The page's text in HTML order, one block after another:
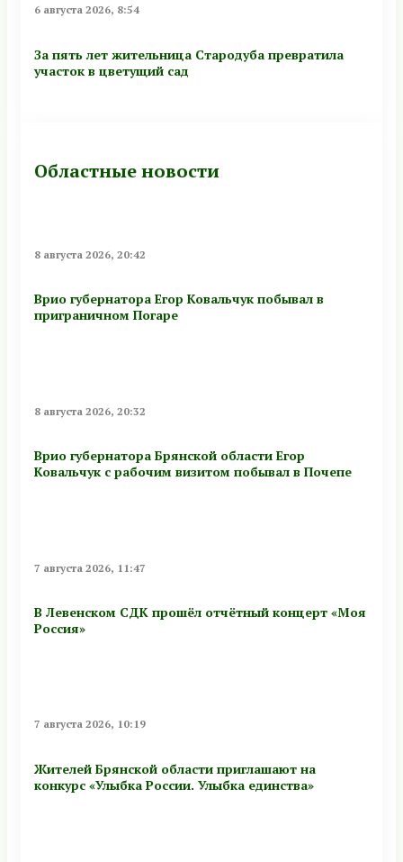
6 августа 2026, 8:54
За пять лет жительница Стародуба превратила
участок в цветущий сад
Областные новости
8 августа 2026, 20:42
Врио губернатора Егор Ковальчук побывал в
приграничном Погаре
8 августа 2026, 20:32
Врио губернатора Брянской области Егор
Ковальчук с рабочим визитом побывал в Почепе
7 августа 2026, 11:47
В Левенском СДК прошёл отчётный концерт «Моя
Россия»
7 августа 2026, 10:19
Жителей Брянской области приглашают на
конкурс «Улыбка России. Улыбка единства»